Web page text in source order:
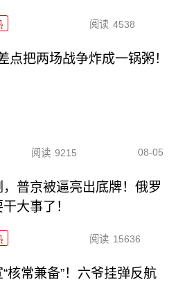
阅读 4538
点把两场战争炸成一锅粥！
阅读 9215 08-05
，普京被逼亮出底牌！俄罗
大事了！
阅读 15636
“核常兼备”！六爷挂弹反航